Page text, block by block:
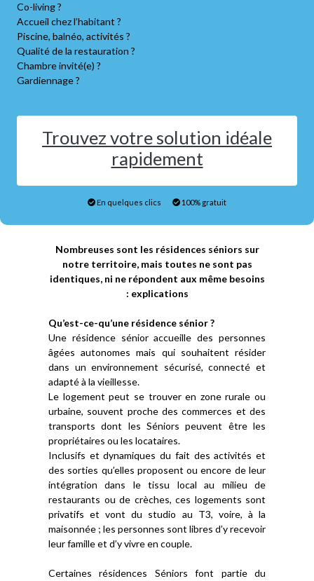
Co-living ?
Accueil chez l’habitant ?
Piscine, balnéo, activités ?
Qualité de la restauration ?
Chambre invité(e) ?
Gardiennage ?
Trouvez votre solution idéale
rapidement
En quelques clics 100% gratuit
Nombreuses sont les résidences séniors sur
notre territoire, mais toutes ne sont pas
identiques, ni ne répondent aux même besoins
: explications
Qu’est-ce-qu’une résidence sénior ?
Une résidence sénior accueille des personnes
âgées autonomes mais qui souhaitent résider
dans un environnement sécurisé, connecté et
adapté à la vieillesse.
Le logement peut se trouver en zone rurale ou
urbaine, souvent proche des commerces et des
transports dont les Séniors peuvent être les
propriétaires ou les locataires.
Inclusifs et dynamiques du fait des activités et
des sorties qu’elles proposent ou encore de leur
intégration dans le tissu local au milieu de
restaurants ou de crèches, ces logements sont
privatifs et vont du studio au T3, voire, à la
maisonnée ; les personnes sont libres d’y recevoir
leur famille et d’y vivre en couple.
Certaines résidences Séniors font partie du